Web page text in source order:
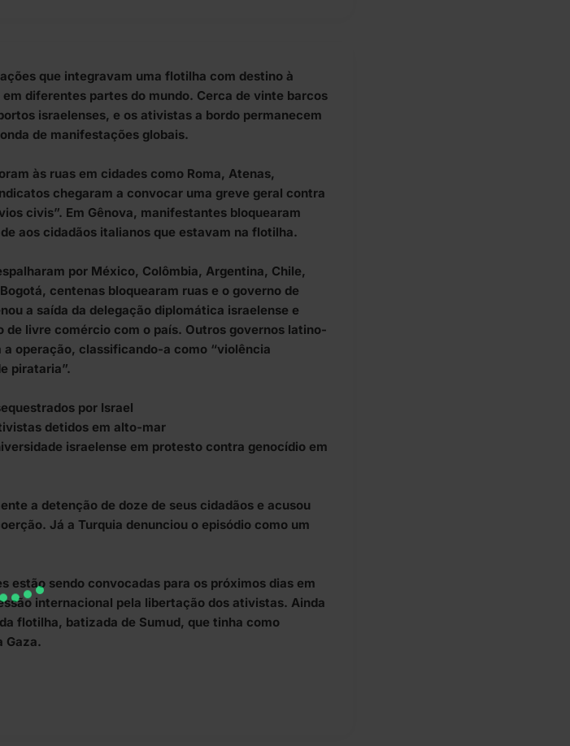
que integravam uma flotilha com destino à
diferentes partes do mundo. Cerca de vinte barcos
israelenses, e os ativistas a bordo permanecem
de manifestações globais.
às ruas em cidades como Roma, Atenas,
chegaram a convocar uma greve geral contra
civis”. Em Gênova, manifestantes bloquearam
aos cidadãos italianos que estavam na flotilha.
por México, Colômbia, Argentina, Chile,
centenas bloquearam ruas e o governo de
a saída da delegação diplomática israelense e
de livre comércio com o país. Outros governos latino-
operação, classificando-a como “violência
pirataria”.
por Israel
detidos em alto-mar
israelense em protesto contra genocídio em
a detenção de doze de seus cidadãos e acusou
Já a Turquia denunciou o episódio como um
estão sendo convocadas para os próximos dias em
internacional pela libertação dos ativistas. Ainda
flotilha, batizada de Sumud, que tinha como
Gaza.